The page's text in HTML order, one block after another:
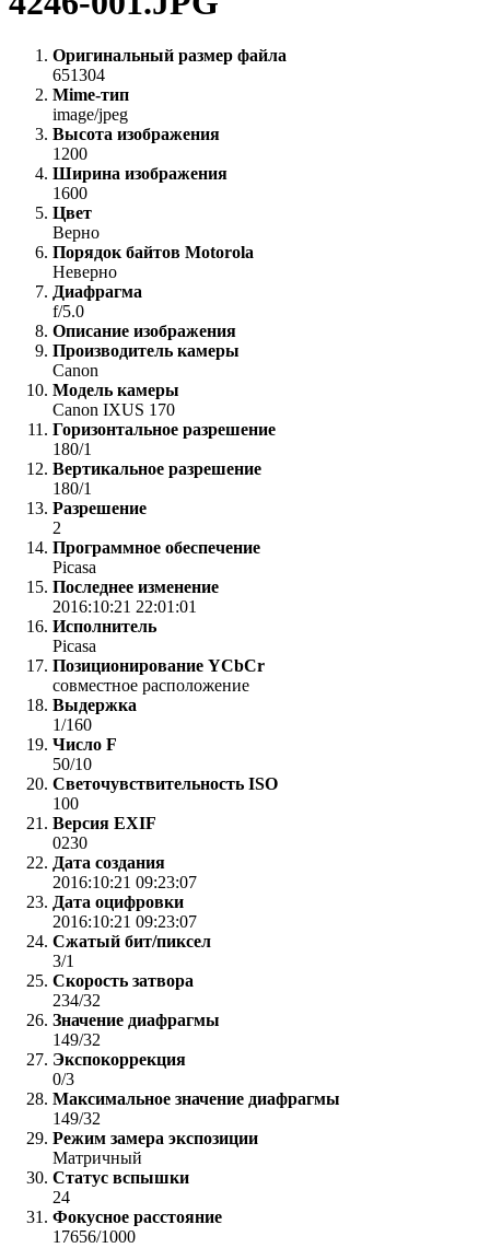
Оригинальный размер файла
651304
Mime-тип
image/jpeg
Высота изображения
1200
Ширина изображения
1600
Цвет
Верно
Порядок байтов Motorola
Неверно
Диафрагма
f/5.0
Описание изображения
Производитель камеры
Canon
Модель камеры
Canon IXUS 170
Горизонтальное разрешение
180/1
Вертикальное разрешение
180/1
Разрешение
2
Программное обеспечение
Picasa
Последнее изменение
2016:10:21 22:01:01
Исполнитель
Picasa
Позиционирование YCbCr
совместное расположение
Выдержка
1/160
Число F
50/10
Светочувствительность ISO
100
Версия EXIF
0230
Дата создания
2016:10:21 09:23:07
Дата оцифровки
2016:10:21 09:23:07
Сжатый бит/пиксел
3/1
Скорость затвора
234/32
Значение диафрагмы
149/32
Экспокоррекция
0/3
Максимальное значение диафрагмы
149/32
Режим замера экспозиции
Матричный
Статус вспышки
24
Фокусное расстояние
17656/1000